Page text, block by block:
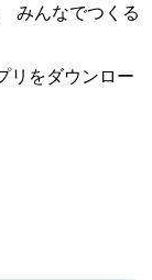
みんなでつくる
リをダウンロー